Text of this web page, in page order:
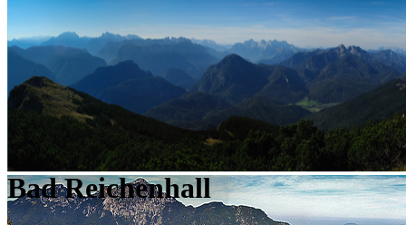
Bad Reichenhall